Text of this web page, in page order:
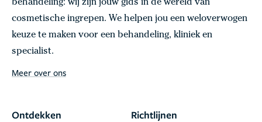
behandeling: wij zijn jouw gids in de wereld van
cosmetische ingrepen. We helpen jou een weloverwogen
keuze te maken voor een behandeling, kliniek en
specialist.
Meer over ons
Ontdekken Richtlijnen